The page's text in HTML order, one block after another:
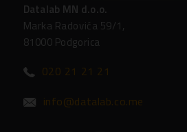
Datalab MN d.o.o.
Marka Radovića 59/1,
81000 Podgorica
020 21 21 21
info@datalab.co.me